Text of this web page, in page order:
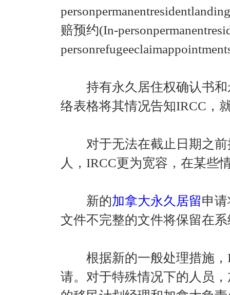
赔预约(In-
持有永久居住权确认书和
络表格将其情况告知IRCC，
对于无法在截止日期之前
人，IRCC更为宽容，在某些
新的加拿大永久居留申
文件不完整的文件将保留在
根据新的一般处理措施，
请。对于特殊情况下的人员